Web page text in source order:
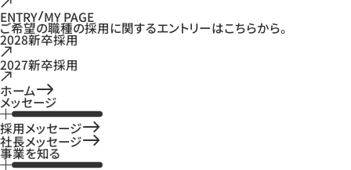
ENTRY MY PAGE
ご希望の職種の採用に関するエントリーはこちらから。
2028新卒採用
2027新卒採用
ホーム
メッセージ
採用メッセージ
社長メッセージ
事業を知る